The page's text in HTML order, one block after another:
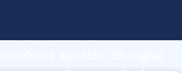
fuerza de
proveedor crea el valor y